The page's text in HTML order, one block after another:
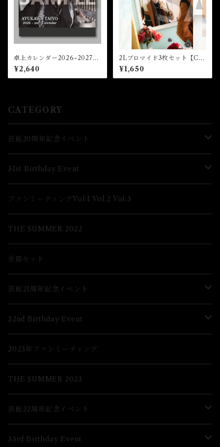
卓上カレンダー2026-2027★
2026FCM
¥2,640
2Lブロマイド3枚セット【C】
（全4種）★芸能24周年記念イ
ベント
¥1,650
CATEGORY
芸能20周年記念イベント
Lブロマイド
2Lブロマイド
グッズ
31st Birthday Event
Lブロマイド
2Lブロマイド
グッズ
ファンミーティングVol.1 Vol.2 Vol.3
THE SUMMER 2022
全部セット
芸能21周年記念イベント
Lブロマイド
２Lブロマイド
グッズ
32nd Birthday Event
Lブロマイド
2Lブロマイド
グッズ
2023年ファンミーティング
THE SUMMER 2023
芸能22周年記念イベント
グッズ
33rd Birthday Event